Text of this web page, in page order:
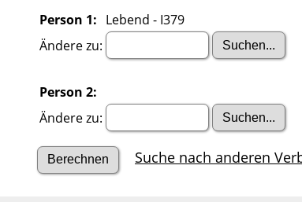
Person 1: Lebend - I379
Ändere zu:
Person 2:
Ändere zu:
Suche nach anderen